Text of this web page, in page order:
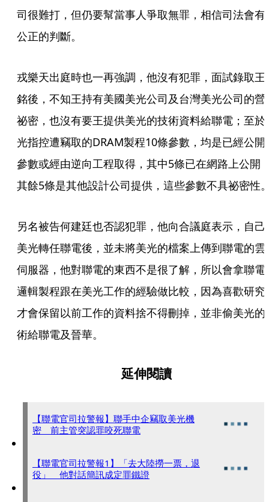
司很難打，但仍要幫當事人爭取無罪，相信司法會有
公正的判斷。
戎樂天出庭時也一再強調，他沒有犯罪，面試錄取王
銘後，不知王持有美國美光公司及台灣美光公司的營
祕密，也沒有要王提供美光的技術資料給聯電；至於
光指控遭竊取的DRAM製程10條參數，均是已經公開
參數或經由逆向工程取得，其中5條已在網路上公開
其餘5條是其他設計公司提供，這些參數不具祕密性
另名被告何建廷也否認犯罪，他向合議庭表示，自己
美光轉任聯電後，並未將美光的檔案上傳到聯電的雲
伺服器，他對聯電的東西不是很了解，所以會拿聯電
邏輯製程跟在美光工作的經驗做比較，因為喜歡研究
才會保留以前工作的資料捨不得刪掉，並非偷美光的
術給聯電及晉華。
延伸閱讀
【聯電官司拉警報】聯手中企竊取美光機
密 前主管突認罪咬死聯電
【聯電官司拉警報1】「去大陸撈一票，退
役」 他對話簡訊成定罪鐵證